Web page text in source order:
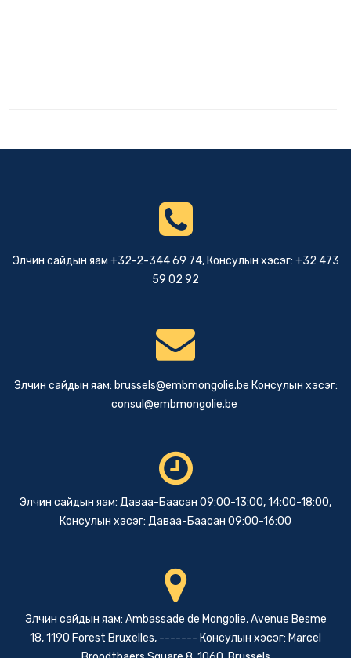
Элчин сайдын яам +32-2-344 69 74, Консулын хэсэг: +32 473
59 02 92
Элчин сайдын яам: brussels@embmongolie.be Консулын хэсэг:
consul@embmongolie.be
Элчин сайдын яам: Даваа-Баасан 09:00-13:00, 14:00-18:00,
Консулын хэсэг: Даваа-Баасан 09:00-16:00
Элчин сайдын яам: Ambassade de Mongolie, Avenue Besme
18, 1190 Forest Bruxelles, ------- Консулын хэсэг: Marcel